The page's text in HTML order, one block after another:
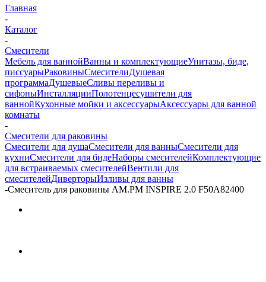
Главная
-
Каталог
-
Смесители
Мебель для ваннойВанны и комплектующиеУнитазы, биде,
писсуарыРаковиныСмесителиДушевая
программаДушевыеСливы переливы и
сифоныИнсталляцииПолотенцесушители для
ваннойКухонные мойки и аксессуарыАксессуары для ванной
комнаты
-
Смесители для раковины
Смесители для душаСмесители для ванныСмесители для
кухниСмесители для бидеНаборы смесителейКомплектующие
для встраиваемых смесителейВентили для
смесителейДиверторыИзливы для ванны
-Смеситель для раковины AM.PM INSPIRE 2.0 F50A82400